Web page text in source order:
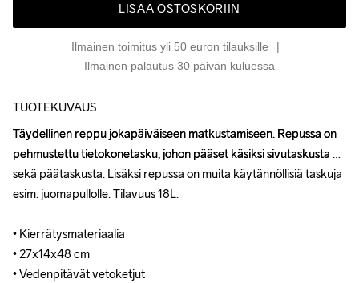
LISÄÄ OSTOSKORIIN
Ilmainen toimitus yli 50 euron tilauksille
Ilmainen palautus 30 päivän kuluessa
TUOTEKUVAUS
Täydellinen reppu jokapäiväiseen matkustamiseen. Repussa on
pehmustettu tietokonetasku, johon pääset käsiksi sivutaskusta
sekä päätaskusta. Lisäksi repussa on muita käytännöllisiä taskuja
esim. juomapullolle. Tilavuus 18L.
• Kierrätysmateriaalia
• 27x14x48 cm
• Vedenpitävät vetoketjut
Täydellinen reppu jokapäiväiseen matkustamiseen. Repussa on
pehmustettu tietokonetasku, johon pääset käsiksi sivutaskusta
sekä päätaskusta. Lisäksi repussa on muita käytännöllisiä taskuja
esim. juomapullolle. Tilavuus 18L.
• Kierrätysmateriaalia
• 27x14x48 cm
• Vedenpitävät vetoketjut